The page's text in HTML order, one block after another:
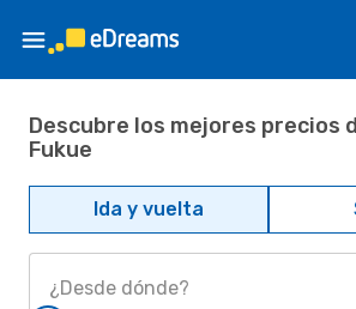
Descubre los mejores precios
Fukue
Ida y vuelta
¿Desde dónde?